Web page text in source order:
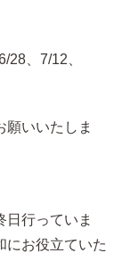
28、7/12、
いいたしま
日行っていま
にお役立ていた